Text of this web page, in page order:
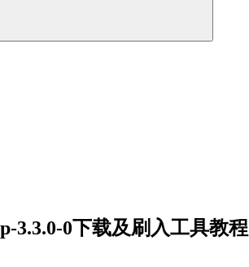
3.3.0-0下载及刷入工具教程